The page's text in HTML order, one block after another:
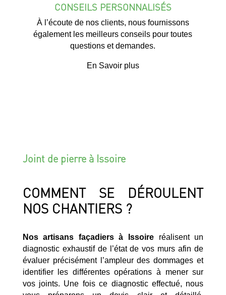
CONSEILS PERSONNALISÉS
À l’écoute de nos clients, nous fournissons
également les meilleurs conseils pour toutes
questions et demandes.
En Savoir plus
Joint de pierre à Issoire
COMMENT SE DÉROULENT
NOS CHANTIERS ?
Nos artisans façadiers à Issoire réalisent un
diagnostic exhaustif de l’état de vos murs afin de
évaluer précisément l’ampleur des dommages et
identifier les différentes opérations à mener sur
vos joints. Une fois ce diagnostic effectué, nous